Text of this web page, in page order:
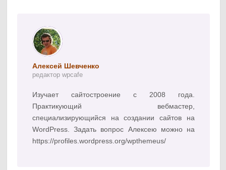
Алексей Шевченко
редактор wpcafe
Изучает сайтостроение с 2008 года.
Практикующий вебмастер,
специализирующийся на создании сайтов на
WordPress. Задать вопрос Алексею можно на
https://profiles.wordpress.org/wpthemeus/